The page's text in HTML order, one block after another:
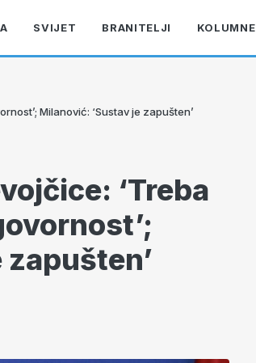
SVIJET BRANITELJI KOLUMNE
Milanović: ‘Sustav je zapušten’
‘Treba